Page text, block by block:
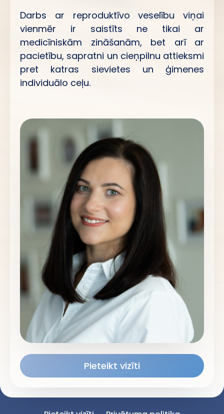
Darbs ar reproduktīvo veselību viņai
vienmēr ir saistīts ne tikai ar
medicīniskām zināšanām, bet arī ar
pacietību, sapratni un cieņpilnu attieksmi
pret katras sievietes un ģimenes
individuālo ceļu.
Pieteikt vizīti